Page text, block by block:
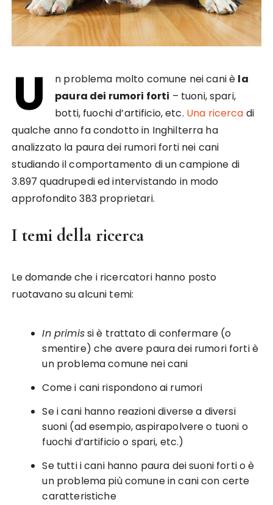
U n problema molto comune nei cani è la
paura dei rumori forti – tuoni, spari,
botti, fuochi d’artificio, etc. Una ricerca di
qualche anno fa condotto in Inghilterra ha
analizzato la paura dei rumori forti nei cani
studiando il comportamento di un campione di
3.897 quadrupedi ed intervistando in modo
approfondito 383 proprietari.
I temi della ricerca
Le domande che i ricercatori hanno posto
ruotavano su alcuni temi:
In primissi è trattato di confermare (o
smentire) che avere paura dei rumori forti è
un problema comune nei cani
Come i cani rispondono ai rumori
Se i cani hanno reazioni diverse a diversi
suoni (ad esempio, aspirapolvere o tuoni o
fuochi d’artificio o spari, etc.)
Se tutti i cani hanno paura dei suoni forti o è
un problema più comune in cani con certe
caratteristiche